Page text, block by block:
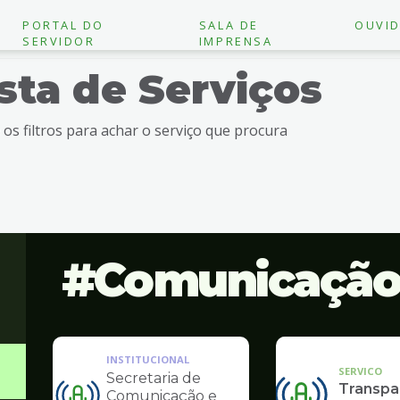
PORTAL DO
SERVIDOR
SALA DE
IMPRENSA
de Serviços
os filtros para achar o serviço que procura
INSTITUCIONAL
Secretaria de
Comunicação e
SERVICO